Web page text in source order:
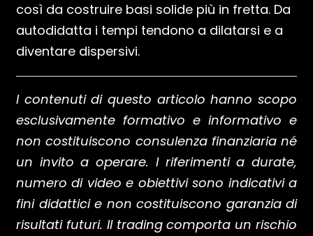
così da costruire basi solide più in fretta. Da
autodidatta i tempi tendono a dilatarsi e a
diventare dispersivi.
I contenuti di questo articolo hanno scopo
esclusivamente formativo e informativo e
non costituiscono consulenza finanziaria né
un invito a operare. I riferimenti a durate,
numero di video e obiettivi sono indicativi a
fini didattici e non costituiscono garanzia di
risultati futuri. Il trading comporta un rischio